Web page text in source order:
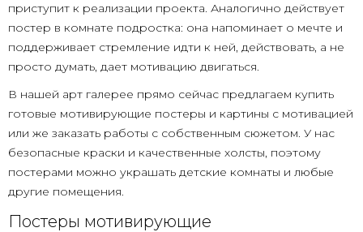
приступит к реализации проекта. Аналогично действует
постер в комнате подростка: она напоминает о мечте и
поддерживает стремление идти к ней, действовать, а не
просто думать, дает мотивацию двигаться.
В нашей арт галерее прямо сейчас предлагаем купить
готовые мотивирующие постеры и картины с мотивацией
или же заказать работы с собственным сюжетом. У нас
безопасные краски и качественные холсты, поэтому
постерами можно украшать детские комнаты и любые
другие помещения.
Постеры мотивирующие